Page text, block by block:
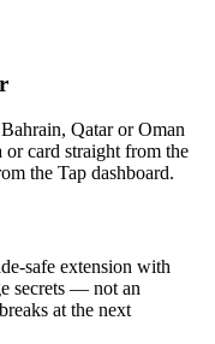
Qatar or Oman
card straight from the
the Tap dashboard.
safe extension with
secrets — not an
at the next